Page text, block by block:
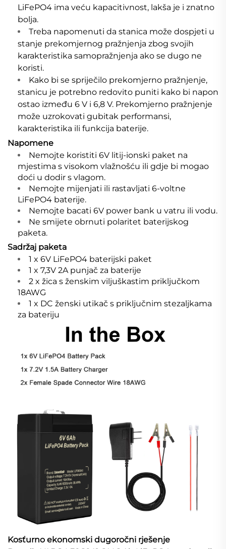
LiFePO4 ima veću kapacitivnost, lakša je i znatno
bolja.
Treba napomenuti da stanica može dospjeti u
stanje prekomjernog pražnjenja zbog svojih
karakteristika samopražnjenja ako se dugo ne
koristi.
Kako bi se spriječilo prekomjerno pražnjenje,
stanicu je potrebno redovito puniti kako bi napon
ostao između 6 V i 6,8 V. Prekomjerno pražnjenje
može uzrokovati gubitak performansi,
karakteristika ili funkcija baterije.
Napomene
Nemojte koristiti 6V litij-ionski paket na
mjestima s visokom vlažnošću ili gdje bi mogao
doći u dodir s vlagom.
Nemojte mijenjati ili rastavljati 6-voltne
LiFePO4 baterije.
Nemojte bacati 6V power bank u vatru ili vodu.
Ne smijete obrnuti polaritet baterijskog
paketa.
Sadržaj paketa
1 x 6V LiFePO4 baterijski paket
1 x 7,3V 2A punjač za baterije
2 x žica s ženskim viljuškastim priključkom
18AWG
1 x DC ženski utikač s priključnim stezaljkama
za bateriju
Kosťurno ekonomski dugoročni rješenje